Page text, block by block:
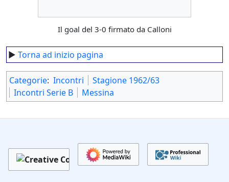
Il goal del 3-0 firmato da Calloni
► Torna ad inizio pagina
Categorie: Incontri
Stagione 1962/63
Incontri Serie B
Messina